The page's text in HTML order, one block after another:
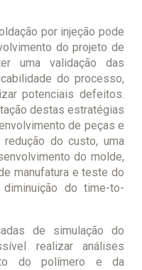
por injeção pode
do projeto de
uma validação das
do processo,
potenciais defeitos.
destas estratégias
de peças e
do custo, uma
do molde,
manufatura e teste do
do time-to-
de simulação do
realizar análises
do polímero e da